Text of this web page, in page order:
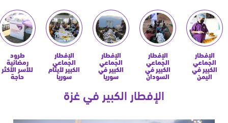
الإنسان
الإفطار
الجماعي
الكبير في
اليمن
الإفطار
الجماعي
الكبير في
السودان
الإفطار
الجماعي
الكبير في
سوريا
الإفطار
الجماعي
الكبير لأيتام
سوريا
طرود
رمضانية
للأسر الأكثر
حاجة
الإفطار الكبير في غزة